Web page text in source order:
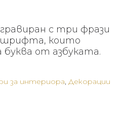
с три фрази
шрифта, които
буква от азбуката.
за интериора, Декорации